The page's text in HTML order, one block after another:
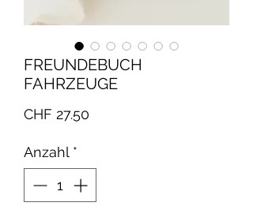
FREUNDEBUCH
FAHRZEUGE
CHF 27.50
Anzahl *